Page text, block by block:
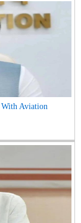
Aviation